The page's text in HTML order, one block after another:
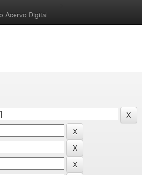
Acervo Digital